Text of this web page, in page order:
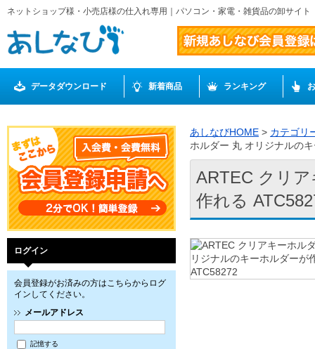
ネットショップ様・小売店様の仕入れ専用｜パソコン・家電・雑貨品の卸サイ
データダウンロード 新着商品 ランキング
ログイン
会員登録がお済みの方はこちらからログ
インしてください。
メールアドレス
記憶する
あしなびHOME > カテゴリ
ホルダー 丸 オリジナルの
ARTEC クリ
作れる